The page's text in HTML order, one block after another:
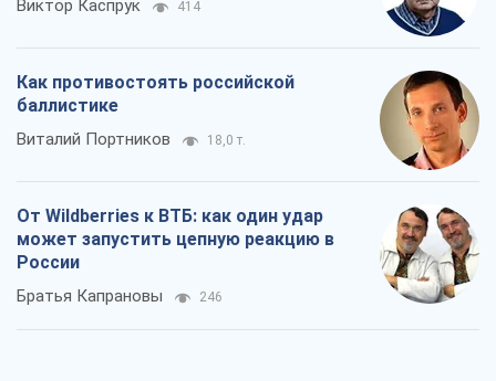
Виктор Каспрук 414
Как противостоять российской
баллистике
Виталий Портников 18,0 т.
От Wildberries к ВТБ: как один удар
может запустить цепную реакцию в
России
Братья Капрановы 246